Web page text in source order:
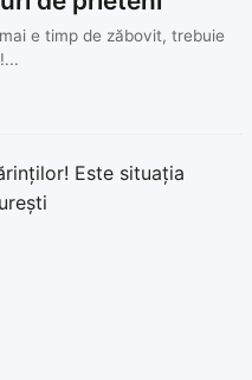
e timp de zăbovit, trebuie